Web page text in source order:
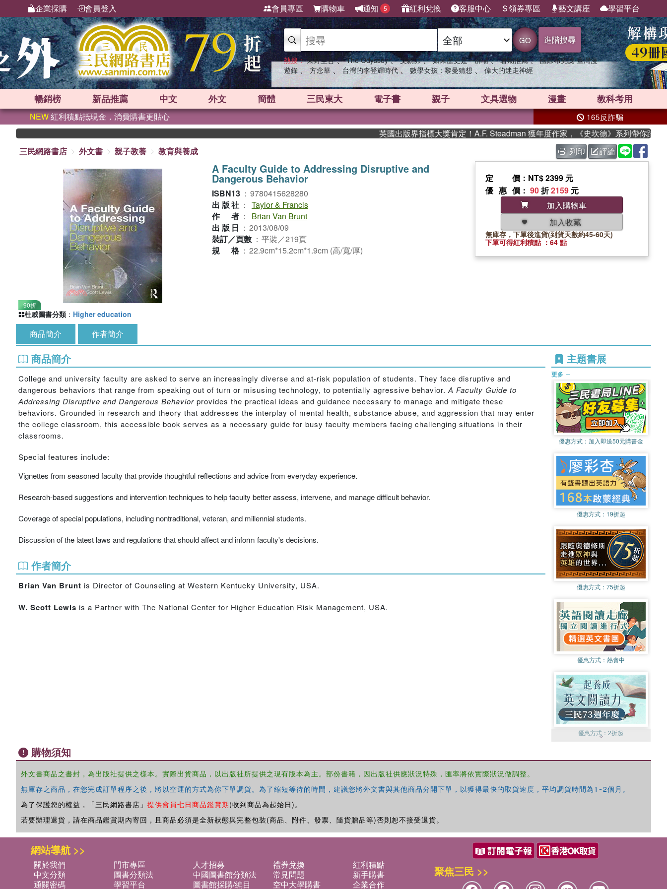
企業採購 會員登入 會員專區 購物車 通知 5 紅利兌換 客服中心 領券專區 藝文講座 學習平台
GO 進階搜尋
熱搜： 東野圭吾 、 The Odyssey 、 父親節 、 如果歷史是一群喵 、 暑期推薦 、 國際布克獎 臺灣漫
遊錄 、 方念華 、 台灣的李登輝時代 、 數學女孩：黎曼猜想 、 偉大的迷走神經
暢銷榜 新品推薦 中文 外文 簡體 三民東大 電子書 親子 文具選物 漫畫 教科考用
NEW紅利積點抵現金，消費購書更貼心 165反詐騙
英國出版界指標大獎肯定！A.F. Steadman 獲年度作家，《史坎德》系列帶你踏上熱血
三民網路書店
外文書 親子教養 教育與養成 列印 評論
90折
A Faculty Guide to Addressing Disruptive and
Dangerous Behavior
ISBN13 ： 9780415628280
出版社 ： Taylor & Francis
作者 ：
Brian Van Brunt
出版日 ： 2013/08/09
裝訂／頁數 ： 平裝／219頁
規格 ： 22.9cm*15.2cm*1.9cm (高/寬/厚)
定價 ：NT$ 2399 元
優惠價 ： 90折2159 元
加入購物車
加入收藏
無庫存，下單後進貨(到貨天數約45-60天)
下單可得紅利積點 ：64 點
杜威圖書分類 ： Higher education
商品簡介 作者簡介
商品簡介
College and university faculty are asked to serve an increasingly diverse and at-risk population of students. They face disruptive and
dangerous behaviors that range from speaking out of turn or misusing technology, to potentially agressive behavior. A Faculty Guide to
Addressing Disruptive and Dangerous Behavior provides the practical ideas and guidance necessary to manage and mitigate these
behaviors. Grounded in research and theory that addresses the interplay of mental health, substance abuse, and aggression that may enter
the college classroom, this accessible book serves as a necessary guide for busy faculty members facing challenging situations in their
classrooms.
Special features include:
Vignettes from seasoned faculty that provide thoughtful reflections and advice from everyday experience.
Research-based suggestions and intervention techniques to help faculty better assess, intervene, and manage difficult behavior.
Coverage of special populations, including nontraditional, veteran, and millennial students.
Discussion of the latest laws and regulations that should affect and inform faculty's decisions.
作者簡介
Brian Van Brunt is Director of Counseling at Western Kentucky University, USA.
W. Scott Lewis is a Partner with The National Center for Higher Education Risk Management, USA.
主題書展
更多
優惠方式： 加入即送50元購書金
優惠方式： 19折起
優惠方式： 75折起
優惠方式： 熱賣中
優惠方式：2折起
購物須知
外文書商品之書封，為出版社提供之樣本。實際出貨商品，以出版社所提供之現有版本為主。部份書籍，因出版社供應狀況特殊，匯率將依實際狀況做調整。
無庫存之商品，在您完成訂單程序之後，將以空運的方式為你下單調貨。為了縮短等待的時間，建議您將外文書與其他商品分開下單，以獲得最快的取貨速度，平均調貨時間為1~2個月。
為了保護您的權益，「三民網路書店」 提供會員七日商品鑑賞期(收到商品為起始日)。
若要辦理退貨，請在商品鑑賞期內寄回，且商品必須是全新狀態與完整包裝(商品、附件、發票、隨貨贈品等)否則恕不接受退貨。
網站導航 >>
關於我們 門市專區 人才招募 禮券兌換
紅利積點
中文分類
圖書分類法 中國圖書館分類法 常見問題
新手購書
通關密碼
學習平台 圖書館採購/編目 空中大學購書
企業合作
聚焦三民 >>